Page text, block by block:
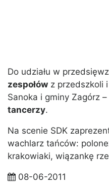
Do udziału w
zespołów z przedszkoli
Sanoka i gminy Zagórz –
tancerzy.
Na scenie SDK
wachlarz tańców:
krakowiaki, wiązankę
08-06-2011